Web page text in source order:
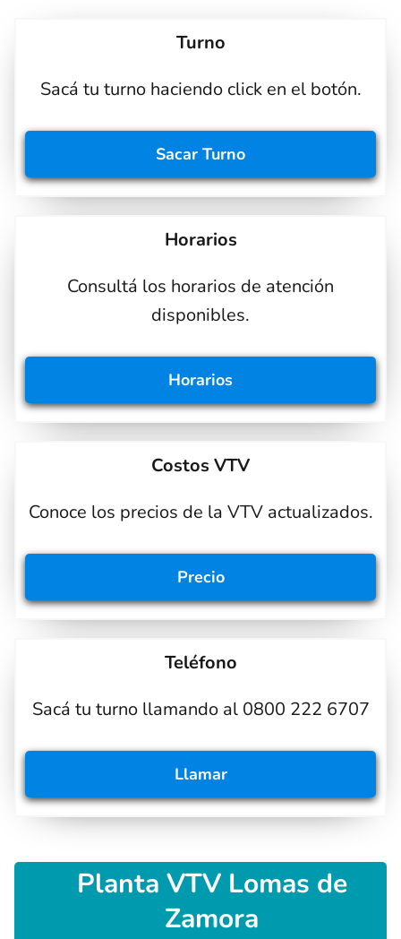
Turno
Sacá tu turno haciendo click en el botón.
Sacar Turno
Horarios
Consultá los horarios de atención
disponibles.
Horarios
Costos VTV
Conoce los precios de la VTV actualizados.
Precio
Teléfono
Sacá tu turno llamando al 0800 222 6707
Llamar
Planta VTV Lomas de
Zamora